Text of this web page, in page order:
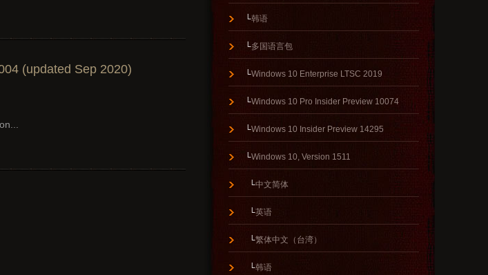
(updated Sep 2020)
└韩语
└多国语言包
└Windows 10 Enterprise LTSC 2019
└Windows 10 Pro Insider Preview 10074
└Windows 10 Insider Preview 14295
└Windows 10, Version 1511
└中文简体
└英语
└繁体中文（台湾）
└韩语